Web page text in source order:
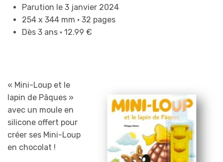
Parution le 3 janvier 2024
254 x 344 mm • 32 pages
Dès 3 ans • 12.99 €
« Mini-Loup et le
lapin de Pâques »
avec un moule en
silicone offert pour
créer ses Mini-Loup
en chocolat !